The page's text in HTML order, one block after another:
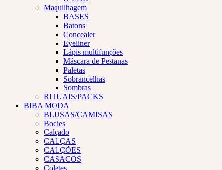
Maquilhagem
BASES
Batons
Concealer
Eyeliner
Lápis multifunções
Máscara de Pestanas
Paletas
Sobrancelhas
Sombras
RITUAIS/PACKS
BIBA MODA
BLUSAS/CAMISAS
Bodies
Calçado
CALÇAS
CALÇÕES
CASACOS
Coletes